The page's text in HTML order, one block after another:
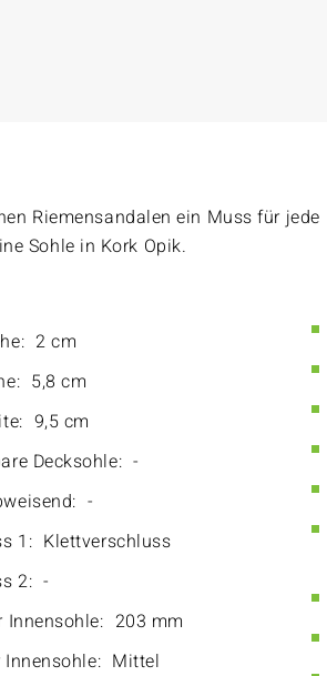
Riemensandalen ein Muss für jede
Sohle in Kork Opik.
2 cm
5,8 cm
9,5 cm
Decksohle: -
-
1: Klettverschluss
2: -
Innensohle: 203 mm
Innensohle: Mittel